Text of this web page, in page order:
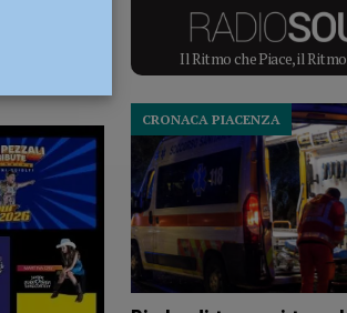
Il Ritmo che Piace, il
CRONACA PIACENZA